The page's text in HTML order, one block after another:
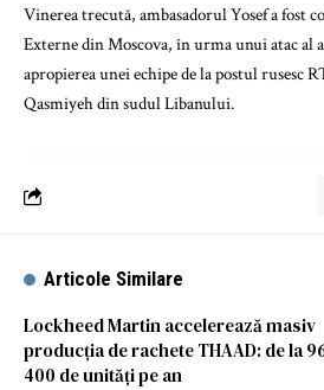
Vinerea trecută, ambasadorul Yosef a fost
Externe din Moscova, în urma unui atac al
apropierea unei echipe de la postul rusesc
Qasmiyeh din sudul Libanului.
Articole Similare
Lockheed Martin accelerează masiv
producția de rachete THAAD: de la
400 de unități pe an